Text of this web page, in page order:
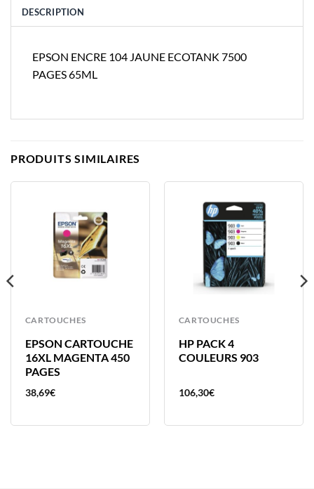
DESCRIPTION
EPSON ENCRE 104 JAUNE ECOTANK 7500
PAGES 65ML
PRODUITS SIMILAIRES
CARTOUCHES
EPSON CARTOUCHE
16XL MAGENTA 450
PAGES
38,69€
CARTOUCHES
HP PACK 4
COULEURS 903
106,30€